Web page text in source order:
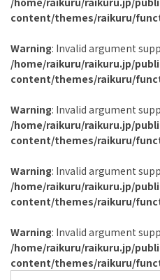
content/themes/raikuru/
Warning: Invalid argument
/home/raikuru/raikuru.jp/
content/themes/raikuru/
Warning: Invalid argument
/home/raikuru/raikuru.jp/
content/themes/raikuru/
Warning: Invalid argument
/home/raikuru/raikuru.jp/
content/themes/raikuru/
Warning: Invalid argument
/home/raikuru/raikuru.jp/
content/themes/raikuru/